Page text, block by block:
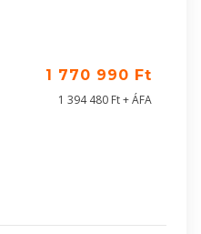
1 770 990 Ft
1 394 480 Ft + ÁFA